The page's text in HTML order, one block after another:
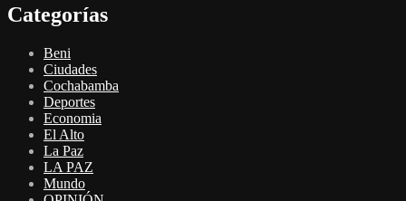
Categorías
Beni
Ciudades
Cochabamba
Deportes
Economia
El Alto
La Paz
LA PAZ
Mundo